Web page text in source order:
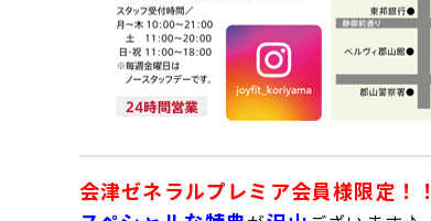
会津ゼネラルプレミア会員様限定！！